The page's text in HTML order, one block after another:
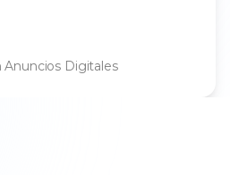
Anuncios Digitales